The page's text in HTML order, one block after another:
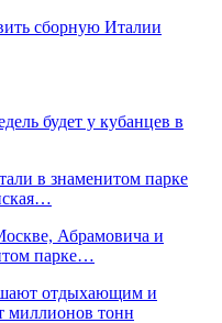
сборную Италии
будет у кубанцев в
в знаменитом парке
Абрамовича и
парке…
отдыхающим и
миллионов тонн